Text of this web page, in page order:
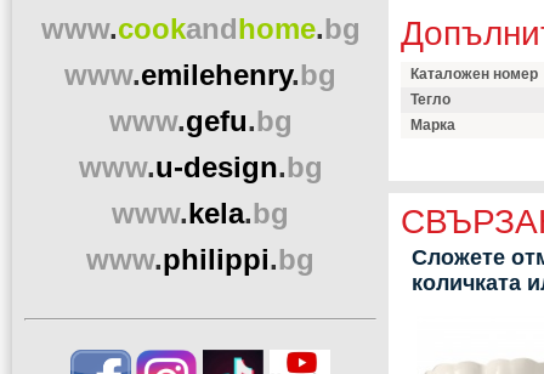
Каталожен номер
Тегло
Марка
Сложете
количката
www.cookandhome.bg
www.emilehenry.bg
www.gefu.bg
www.u-design.bg
www.kela.bg
www.philippi.bg